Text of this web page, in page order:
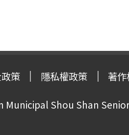
策 隱私權政策 著
Municipal Shou Shan